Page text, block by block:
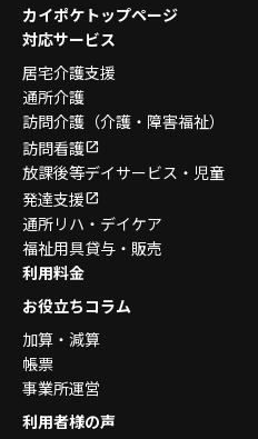
カイポケトップページ
対応サービス
居宅介護支援
通所介護
訪問介護 （介護・障害福祉）
訪問看護
放課後等デイサービス・ 児童
発達支援
通所リハ・デイケア
福祉用具貸与・販売
利用料金
お役立ちコラム
加算・減算
帳票
事業所運営
利用者様の声